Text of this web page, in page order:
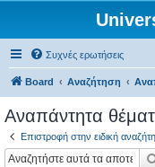
Συχνές ερωτήσεις
Board Αναζήτηση
Αναπάντητα
Επιστροφή στην ειδική